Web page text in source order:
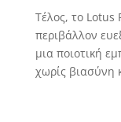
Τέλος, το Lotus
περιβάλλον
μια ποιοτική
χωρίς βιασύνη